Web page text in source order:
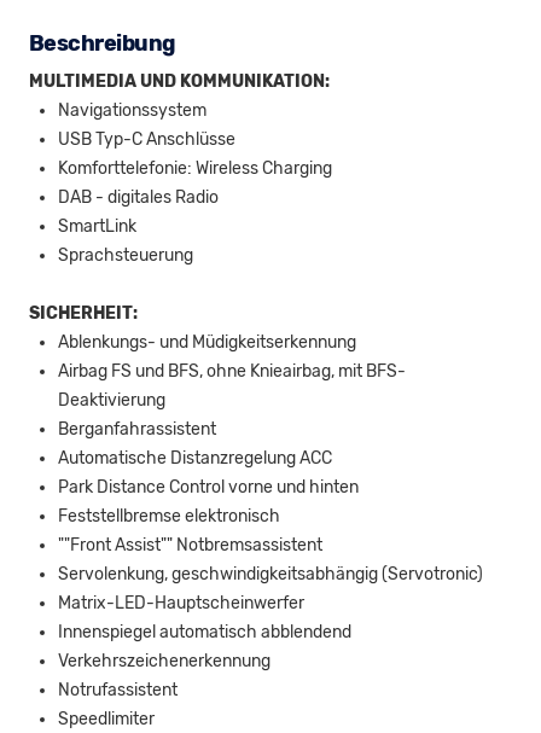
Beschreibung
MULTIMEDIA UND KOMMUNIKATION:
Navigationssystem
USB Typ-C Anschlüsse
Komforttelefonie: Wireless Charging
DAB - digitales Radio
SmartLink
Sprachsteuerung
SICHERHEIT:
Ablenkungs- und Müdigkeitserkennung
Airbag FS und BFS, ohne Knieairbag, mit BFS-
Deaktivierung
Berganfahrassistent
Automatische Distanzregelung ACC
Park Distance Control vorne und hinten
Feststellbremse elektronisch
""Front Assist"" Notbremsassistent
Servolenkung, geschwindigkeitsabhängig (Servotronic)
Matrix-LED-Hauptscheinwerfer
Innenspiegel automatisch abblendend
Verkehrszeichenerkennung
Notrufassistent
Speedlimiter